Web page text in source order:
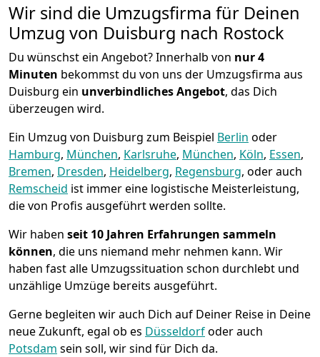
Wir sind die Umzugsfirma für Deinen
Umzug von Duisburg nach Rostock
Du wünschst ein Angebot? Innerhalb von nur 4
Minuten bekommst du von uns der Umzugsfirma aus
Duisburg ein unverbindliches Angebot, das Dich
überzeugen wird.
Ein Umzug von Duisburg zum Beispiel Berlin oder
Hamburg, München, Karlsruhe, München, Köln, Essen,
Bremen, Dresden, Heidelberg, Regensburg, oder auch
Remscheid ist immer eine logistische Meisterleistung,
die von Profis ausgeführt werden sollte.
Wir haben seit 10 Jahren Erfahrungen sammeln
können, die uns niemand mehr nehmen kann. Wir
haben fast alle Umzugssituation schon durchlebt und
unzählige Umzüge bereits ausgeführt.
Gerne begleiten wir auch Dich auf Deiner Reise in Deine
neue Zukunft, egal ob es Düsseldorfoder auch
Potsdam sein soll, wir sind für Dich da.